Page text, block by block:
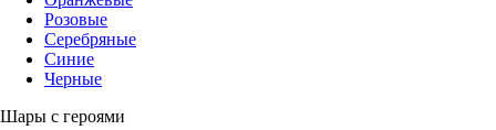
Розовые
Серебряные
Синие
Черные
Шары с героями